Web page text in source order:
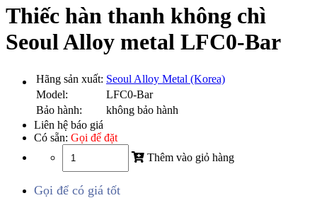
Thiếc hàn thanh không chì
Seoul Alloy metal LFC0-Bar
Hãng sản xuất: Seoul Alloy Metal (Korea)
Model:
LFC0-Bar
Bảo hành:
không bảo hành
Liên hệ báo giá
Có sẵn: Gọi để đặt
Thêm vào giỏ hàng
Gọi để có giá tốt